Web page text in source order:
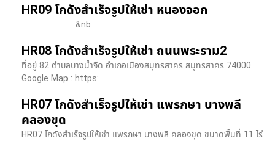
HR09 โกดังสำเร็จรูปให้เช่า หนองจอก
&nb
HR08 โกดังสำเร็จรูปให้เช่า ถนนพระราม2
ที่อยู่ 82 ตำบลบางน้ำจืด อำเภอเมืองสมุทรสาคร สมุทรสาคร 74000
Google Map : https:
HR07 โกดังสำเร็จรูปให้เช่า แพรกษา บางพลี​
คลองขุด
HR07 โกดังสำเร็จรูปให้เช่า แพรกษา บางพลี​ คลองขุด ขนาดพื้นที่ 11 ไร่